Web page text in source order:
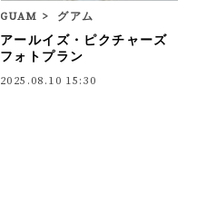
GUAM グアム
アールイズ・ピクチャーズ
フォトプラン
2025.08.10 15:30